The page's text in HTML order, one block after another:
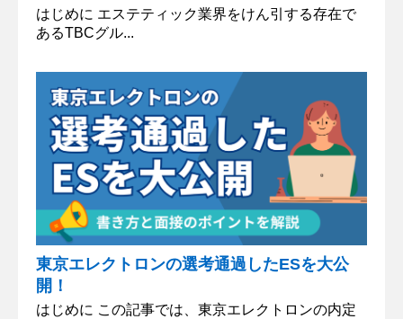
はじめに エステティック業界をけん引する存在で
あるTBCグル...
東京エレクトロンの選考通過したESを大公
開！
はじめに この記事では、東京エレクトロンの内定